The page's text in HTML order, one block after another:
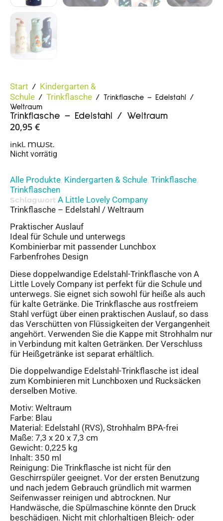
Start / Kindergarten &
Schule / Trinkflasche / Trinkflasche – Edelstahl /
Weltraum
Trinkflasche – Edelstahl / Weltraum
20,95 €
inkl. MWSt.
Nicht vorrätig
Alle Produkte, Kindergarten & Schule, Trinkflasche,
Trinkflaschen
Schlagwort A Little Lovely Company
Trinkflasche – Edelstahl / Weltraum
Praktischer Auslauf
Ideal für Schule und unterwegs
Kombinierbar mit passender Lunchbox
Farbenfrohes Design
Diese doppelwandige Edelstahl-Trinkflasche von A
Little Lovely Company ist perfekt für die Schule und
unterwegs. Sie eignet sich sowohl für heiße als auch
für kalte Getränke. Die Trinkflasche aus rostfreiem
Stahl verfügt über einen praktischen Auslauf, so dass
das Verschütten von Flüssigkeiten der Vergangenheit
angehört. Verwenden Sie die Kappe mit Strohhalm nur
in Verbindung mit kalten Getränken. Der Verschluss
für Heißgetränke ist separat erhältlich.
Die doppelwandige Edelstahl-Trinkflasche ist ideal
zum Kombinieren mit Lunchboxen und Rucksäcken
derselben Motive.
Motiv: Weltraum
Farbe: Blau
Material: Edelstahl (RVS), Strohhalm BPA-frei
Maße: 7,3 x 20 x 7,3 cm
Gewicht: 0,225 kg
Inhalt: 350 ml
Reinigung: Die Trinkflasche ist nicht für den
Geschirrspüler geeignet. Vor der ersten Benutzung
und nach jedem Gebrauch gründlich mit warmen
Seifenwasser reinigen und abtrocknen. Nur
Handwäsche, die Spülmaschine könnte den Druck
beschädigen. Nicht mit chlorhaltigen Bleich- oder